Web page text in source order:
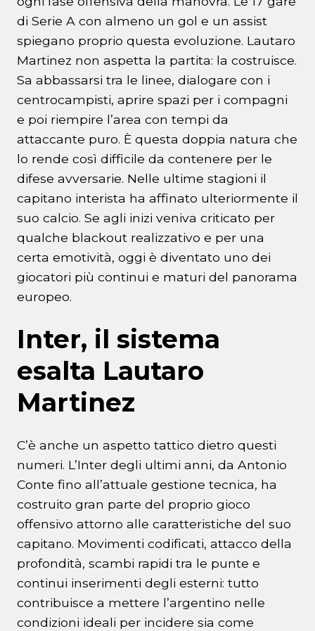
di Serie A con almeno un gol e un assist
spiegano proprio questa evoluzione. Lautaro
Martinez non aspetta la partita: la costruisce.
Sa abbassarsi tra le linee, dialogare con i
centrocampisti, aprire spazi per i compagni
e poi riempire l’area con tempi da
attaccante puro. È questa doppia natura che
lo rende così difficile da contenere per le
difese avversarie. Nelle ultime stagioni il
capitano interista ha affinato ulteriormente il
suo calcio. Se agli inizi veniva criticato per
qualche blackout realizzativo e per una
certa emotività, oggi è diventato uno dei
giocatori più continui e maturi del panorama
europeo.
Inter, il sistema
esalta Lautaro
Martinez
C’è anche un aspetto tattico dietro questi
numeri. L’Inter degli ultimi anni, da Antonio
Conte fino all’attuale gestione tecnica, ha
costruito gran parte del proprio gioco
offensivo attorno alle caratteristiche del suo
capitano. Movimenti codificati, attacco della
profondità, scambi rapidi tra le punte e
continui inserimenti degli esterni: tutto
contribuisce a mettere l’argentino nelle
condizioni ideali per incidere sia come